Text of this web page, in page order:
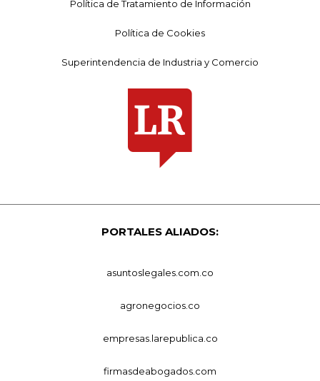
Política de Tratamiento de Información
Política de Cookies
Superintendencia de Industria y Comercio
PORTALES ALIADOS:
asuntoslegales.com.co
agronegocios.co
empresas.larepublica.co
firmasdeabogados.com